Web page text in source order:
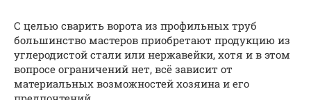
С целью сварить ворота из профильных труб
большинство мастеров приобретают продукцию из
углеродистой стали или нержавейки, хотя и в этом
вопросе ограничений нет, всё зависит от
материальных возможностей хозяина и его